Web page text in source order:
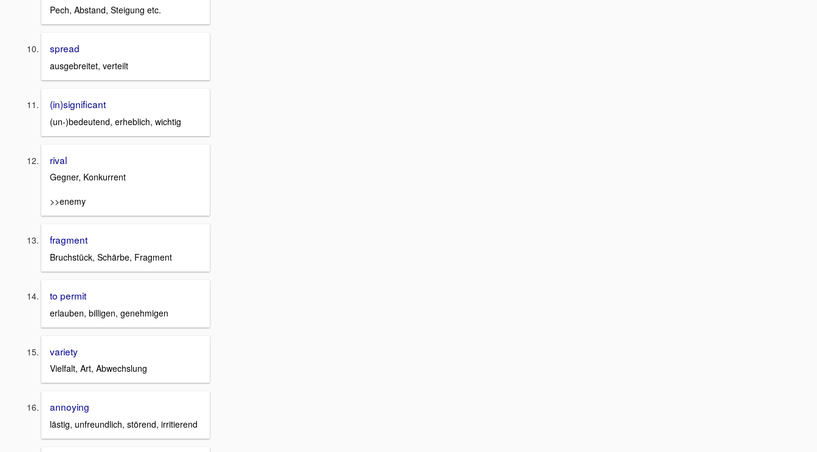
Pech, Abstand, Steigung etc.
spread
ausgebreitet, verteilt
(in)significant
(un-)bedeutend, erheblich, wichtig
rival
Gegner, Konkurrent
>>enemy
fragment
Bruchstück, Schärbe, Fragment
to permit
erlauben, billigen, genehmigen
variety
Vielfalt, Art, Abwechslung
annoying
lästig, unfreundlich, störend, irritierend